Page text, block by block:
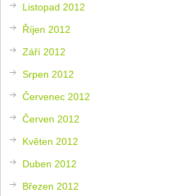
Listopad 2012
Říjen 2012
Září 2012
Srpen 2012
Červenec 2012
Červen 2012
Květen 2012
Duben 2012
Březen 2012